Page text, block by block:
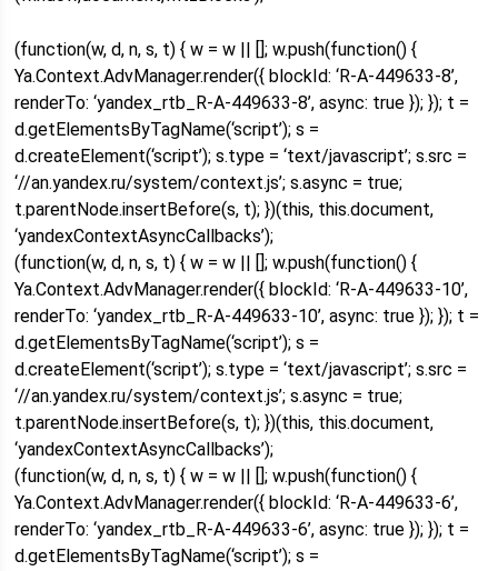
(function(w, d, n, s, t) { w = w || []; w.push(function() {
Ya.Context.AdvManager.render({ blockId: ‘R-A-449633-8’,
renderTo: ‘yandex_rtb_R-A-449633-8’, async: true }); }); t =
d.getElementsByTagName(‘script’); s =
d.createElement(‘script’); s.type = ‘text/javascript’; s.src =
‘//an.yandex.ru/system/context.js’; s.async = true;
t.parentNode.insertBefore(s, t); })(this, this.document,
‘yandexContextAsyncCallbacks’);
(function(w, d, n, s, t) { w = w || []; w.push(function() {
Ya.Context.AdvManager.render({ blockId: ‘R-A-449633-10’,
renderTo: ‘yandex_rtb_R-A-449633-10’, async: true }); }); t =
d.getElementsByTagName(‘script’); s =
d.createElement(‘script’); s.type = ‘text/javascript’; s.src =
‘//an.yandex.ru/system/context.js’; s.async = true;
t.parentNode.insertBefore(s, t); })(this, this.document,
‘yandexContextAsyncCallbacks’);
(function(w, d, n, s, t) { w = w || []; w.push(function() {
Ya.Context.AdvManager.render({ blockId: ‘R-A-449633-6’,
renderTo: ‘yandex_rtb_R-A-449633-6’, async: true }); }); t =
d.getElementsByTagName(‘script’); s =